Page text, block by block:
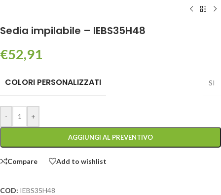
Sedia impilabile – IEBS35H48
€52,91
COLORI PERSONALIZZATI SI
- +
AGGIUNGI AL PREVENTIVO
Compare Add to wishlist
COD: IEBS35H48